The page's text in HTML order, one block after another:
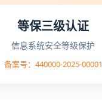
等保三级认证
信息系统安全等级保护
备案号：440000-2025-00001